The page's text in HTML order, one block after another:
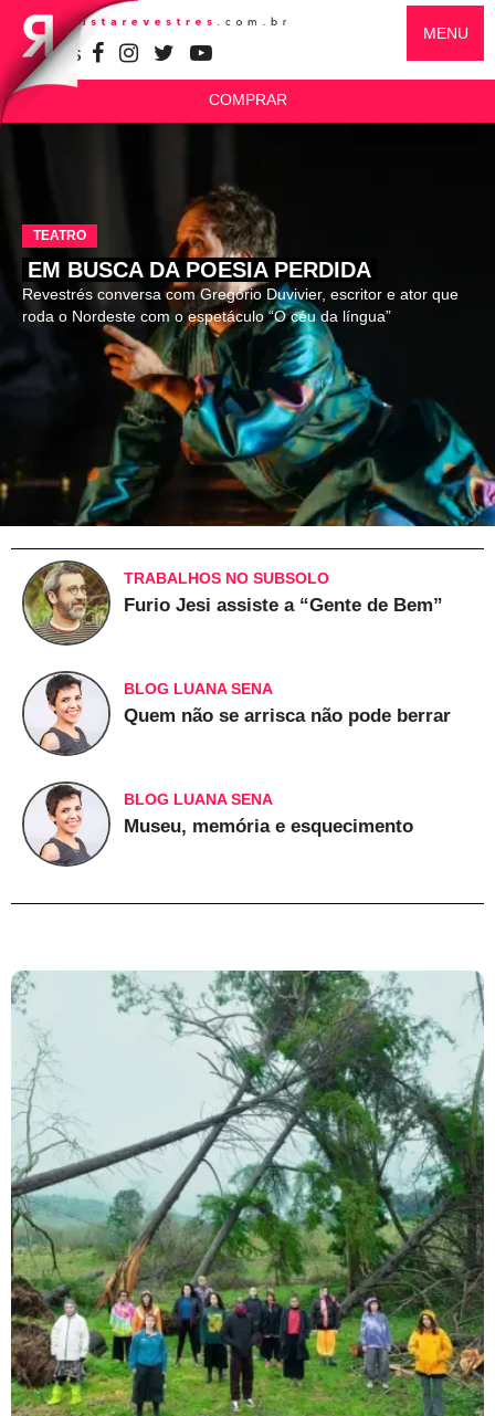
SIGA-NOS
MENU
COMPRAR
TEATRO
EM BUSCA DA POESIA PERDIDA
Revestrés conversa com Gregório Duvivier, escritor e ator que
roda o Nordeste com o espetáculo “O céu da língua”
TRABALHOS NO SUBSOLO
Furio Jesi assiste a “Gente de Bem”
BLOG LUANA SENA
Quem não se arrisca não pode berrar
BLOG LUANA SENA
Museu, memória e esquecimento